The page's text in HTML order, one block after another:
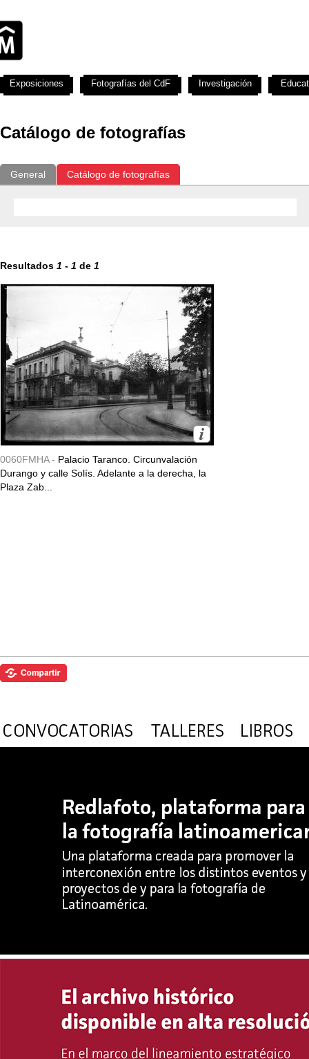
Catálogo de fotografías
General Catálogo de fotografías
Resultados 1 - 1 de 1
0060FMHA - Palacio Taranco. Circunvalación
Durango y calle Solís. Adelante a la derecha, la
Plaza Zab...
Exposiciones Fotografías del CdF Investigación